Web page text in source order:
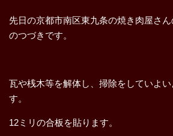
先日の京都市南区東九条の焼き肉屋さ
のつづきです。
瓦や桟木等を解体し、掃除をしていよ
す。
12ミリの合板を貼ります。